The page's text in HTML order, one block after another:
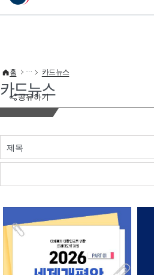
이 누리집은 대한민국 공식 전자정부 누리집입니다.
공유하기
홈 카드뉴스
카드뉴스
제목